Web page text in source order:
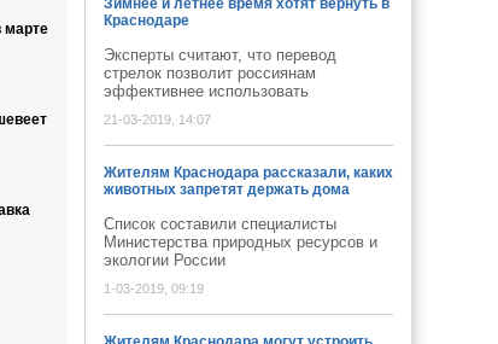
марте
Зимнее и летнее время хотят вернуть в
Краснодаре
Эксперты считают, что перевод
стрелок позволит россиянам
эффективнее использовать
21-03-2019, 14:07
Жителям Краснодара рассказали, каких
животных запретят держать дома
Список составили специалисты
Министерства природных ресурсов и
экологии России
1-03-2019, 09:19